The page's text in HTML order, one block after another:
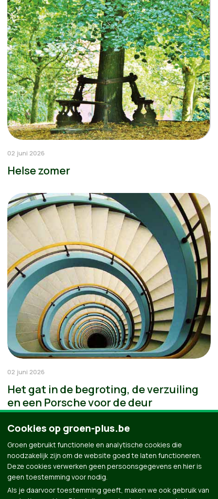
02 juni 2026
Helse zomer
02 juni 2026
Het gat in de begroting, de verzuiling
en een Porsche voor de deur
Cookies op groen-plus.be
Groen gebruikt functionele en analytische cookies die
noodzakelijk zijn om de website goed te laten functioneren.
Deze cookies verwerken geen persoonsgegevens en hier is
geen toestemming voor nodig.
Als je daarvoor toestemming geeft, maken we ook gebruik van